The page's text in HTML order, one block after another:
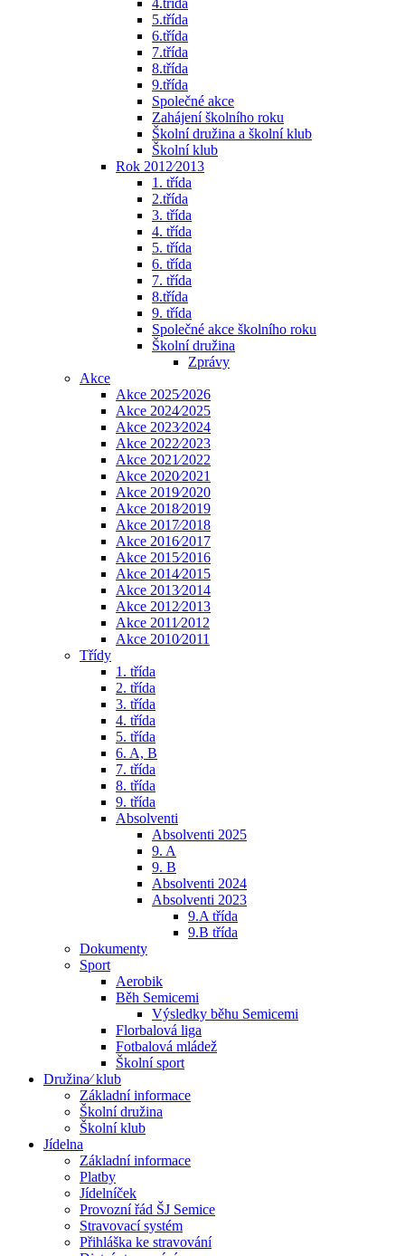
4.třída
5.třída
6.třída
7.třída
8.třída
9.třída
Společné akce
Zahájení školního roku
Školní družina a školní klub
Školní klub
Rok 2012⁄2013
1. třída
2.třída
3. třída
4. třída
5. třída
6. třída
7. třída
8.třída
9. třída
Společné akce školního roku
Školní družina
Zprávy
Akce
Akce 2025⁄2026
Akce 2024⁄2025
Akce 2023⁄2024
Akce 2022⁄2023
Akce 2021⁄2022
Akce 2020⁄2021
Akce 2019⁄2020
Akce 2018⁄2019
Akce 2017⁄2018
Akce 2016⁄2017
Akce 2015⁄2016
Akce 2014⁄2015
Akce 2013⁄2014
Akce 2012⁄2013
Akce 2011⁄2012
Akce 2010⁄2011
Třídy
1. třída
2. třída
3. třída
4. třída
5. třída
6. A, B
7. třída
8. třída
9. třída
Absolventi
Absolventi 2025
9. A
9. B
Absolventi 2024
Absolventi 2023
9.A třída
9.B třída
Dokumenty
Sport
Aerobik
Běh Semicemi
Výsledky běhu Semicemi
Florbalová liga
Fotbalová mládež
Školní sport
Družina⁄ klub
Základní informace
Školní družina
Školní klub
Jídelna
Základní informace
Platby
Jídelníček
Provozní řád ŠJ Semice
Stravovací systém
Přihláška ke stravování